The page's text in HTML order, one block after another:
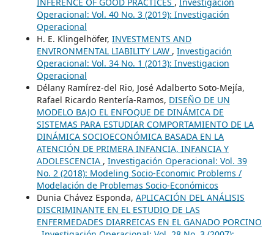
Operacional: Vol. 40 No. 3 (2019): Investigación
Operacional
H. E. Klingelhöfer, INVESTMENTS AND
ENVIRONMENTAL LIABILITY LAW , Investigación
Operacional: Vol. 34 No. 1 (2013): Investigacion
Operacional
Délany Ramírez-del Rio, José Adalberto Soto-Mejía,
Rafael Ricardo Rentería-Ramos, DISEÑO DE UN
MODELO BAJO EL ENFOQUE DE DINÁMICA DE
SISTEMAS PARA ESTUDIAR COMPORTAMIENTO DE LA
DINÁMICA SOCIOECONÓMICA BASADA EN LA
ATENCIÓN DE PRIMERA INFANCIA, INFANCIA Y
ADOLESCENCIA , Investigación Operacional: Vol. 39
No. 2 (2018): Modeling Socio-Economic Problems /
Modelación de Problemas Socio-Económicos
Dunia Chávez Esponda, APLICACIÓN DEL ANÁLISIS
DISCRIMINANTE EN EL ESTUDIO DE LAS
ENFERMEDADES DIARREICAS EN EL GANADO PORCINO